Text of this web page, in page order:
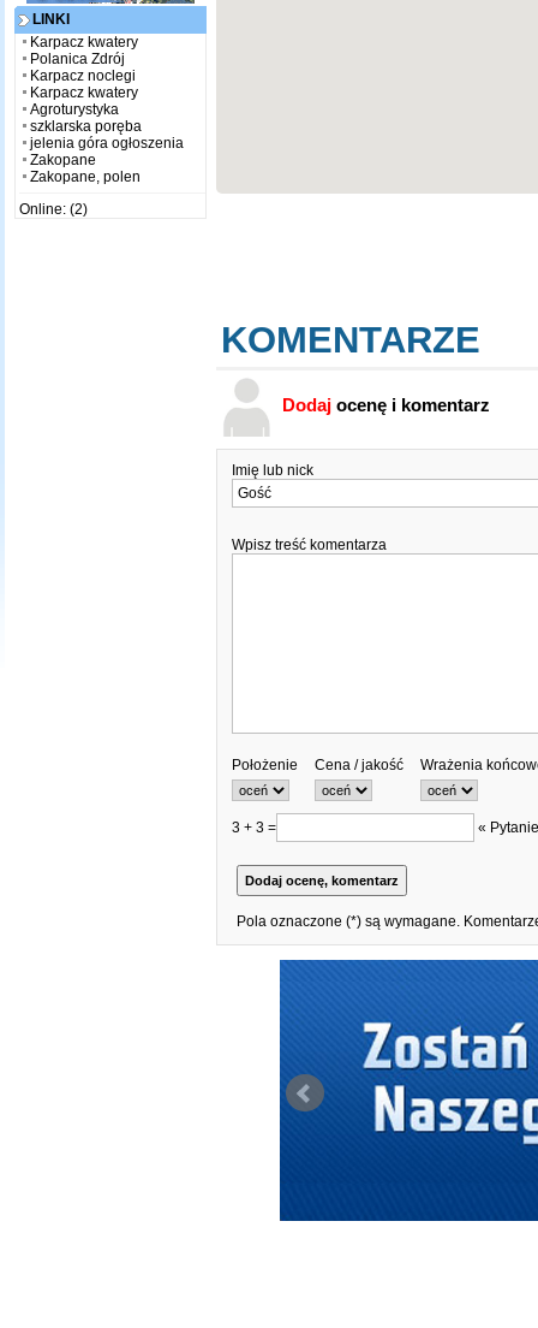
LINKI
Karpacz kwatery
Polanica Zdrój
Karpacz noclegi
Karpacz kwatery
Agroturystyka
szklarska poręba
jelenia góra ogłoszenia
Zakopane
Zakopane, polen
Online: (2)
KOMENTARZE
Dodajocenę i komentarz
Imię lub nick
Wpisz treść komentarza
Położenie Cena / jakość Wrażenia
3 + 3 = «
Pola oznaczone (*) są wymagane.